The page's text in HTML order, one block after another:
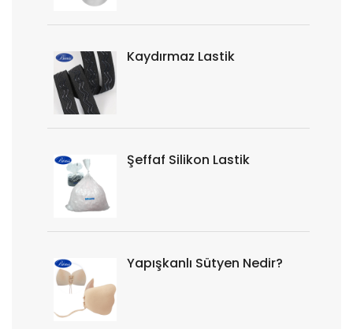
Kaydırmaz Lastik
Şeffaf Silikon Lastik
Yapışkanlı Sütyen Nedir?